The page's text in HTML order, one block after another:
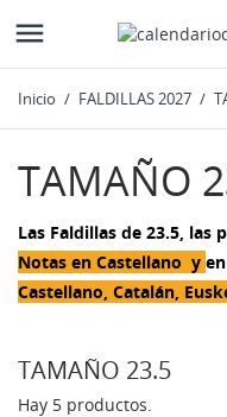

Inicio FALDILLAS 2027
TAMAÑO
Las Faldillas de 23.5, las
Notas en Castellano y
Castellano, Catalán,
TAMAÑO 23.5
Hay 5 productos.